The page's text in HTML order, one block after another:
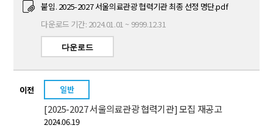
붙임. 2025-2027 서울의료관광 협력기관 최종 선정 명단.pdf
다운로드 기간: 2024.01.01 ~ 9999.12.31
다운로드
이전 일반
[2025-2027 서울의료관광 협력기관] 모집 재공고
2024.06.19